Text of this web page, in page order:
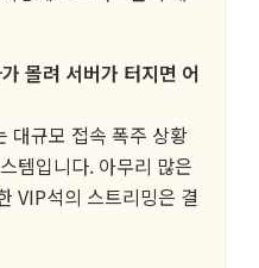
몰려 서버가 터지면 어
대규모 접속 폭주 상황
템입니다. 아무리 많은
VIP석의 스트리밍은 결